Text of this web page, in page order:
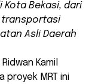
Bekasi, dari
Asli Daerah
Kamil
MRT ini